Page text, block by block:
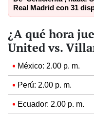
Real Madrid con 31
¿A qué hora
United vs.
México: 2.00 p. m.
Perú: 2.00 p. m.
Ecuador: 2.00 p. m.